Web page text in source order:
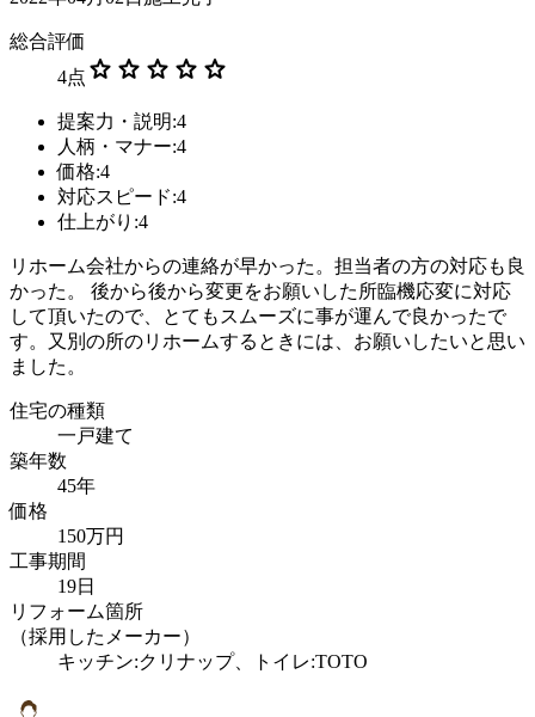
総合評価
4点 star star star star star
提案力・説明:4
人柄・マナー:4
価格:4
対応スピード:4
仕上がり:4
リホーム会社からの連絡が早かった。担当者の方の対応も良
かった。 後から後から変更をお願いした所臨機応変に対応
して頂いたので、とてもスムーズに事が運んで良かったで
す。又別の所のリホームするときには、お願いしたいと思い
ました。
住宅の種類
一戸建て
築年数
45年
価格
150万円
工事期間
19日
リフォーム箇所
（採用したメーカー）
キッチン:クリナップ、トイレ:TOTO